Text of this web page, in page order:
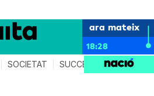
ara mateix
18:28
SOCIETAT SUCCESSOS AGENDA